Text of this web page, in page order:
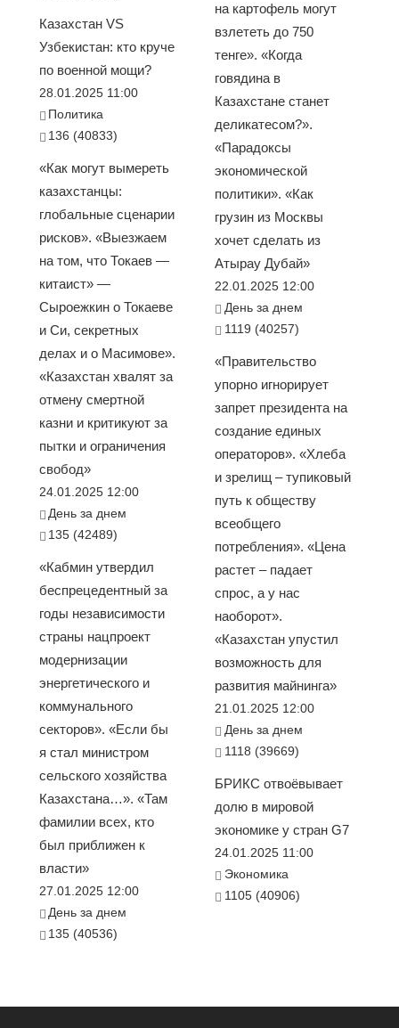
Казахстан VS
Узбекистан: кто круче
по военной мощи?
28.01.2025 11:00
Политика
136 (40833)
«Как могут вымереть
казахстанцы:
глобальные сценарии
рисков». «Выезжаем
на том, что Токаев —
китаист» —
Сыроежкин о Токаеве
и Си, секретных
делах и о Масимове».
«Казахстан хвалят за
отмену смертной
казни и критикуют за
пытки и ограничения
свобод»
24.01.2025 12:00
День за днем
135 (42489)
«Кабмин утвердил
беспрецедентный за
годы независимости
страны нацпроект
модернизации
энергетического и
коммунального
секторов». «Если бы
я стал министром
сельского хозяйства
Казахстана…». «Там
фамилии всех, кто
был приближен к
власти»
27.01.2025 12:00
День за днем
135 (40536)
на картофель могут
взлететь до 750
тенге». «Когда
говядина в
Казахстане станет
деликатесом?».
«Парадоксы
экономической
политики». «Как
грузин из Москвы
хочет сделать из
Атырау Дубай»
22.01.2025 12:00
День за днем
1119 (40257)
«Правительство
упорно игнорирует
запрет президента на
создание единых
операторов». «Хлеба
и зрелищ – тупиковый
путь к обществу
всеобщего
потребления». «Цена
растет – падает
спрос, а у нас
наоборот».
«Казахстан упустил
возможность для
развития майнинга»
21.01.2025 12:00
День за днем
1118 (39669)
БРИКС отвоёвывает
долю в мировой
экономике у стран G7
24.01.2025 11:00
Экономика
1105 (40906)